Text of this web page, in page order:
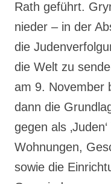
Rath geführt.
nieder – in der
die
die Welt zu
am 9. November
dann die
gegen als
Wohnungen,
sowie die